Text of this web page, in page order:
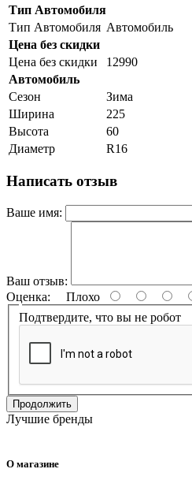
Тип Автомобиля
Тип Автомобиля Автомобиль
Цена без скидки
Цена без скидки
12990
Автомобиль
Сезон
Зима
Ширина
225
Высота
60
Диаметр
R16
Написать отзыв
Ваше имя:
Ваш отзыв:
Оценка: Плохо
Подтвердите, что вы не робот
Продолжить
Лучшие бренды
О магазине